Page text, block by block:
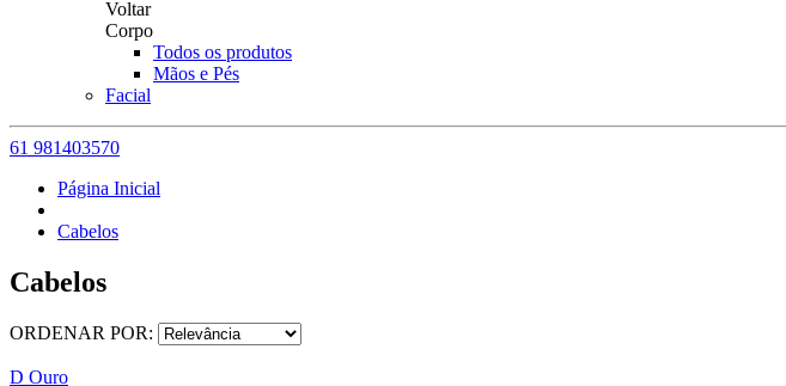
Voltar
Corpo
Todos os produtos
Mãos e Pés
Facial
61 981403570
Página Inicial
Cabelos
Cabelos
ORDENAR POR:
D Ouro